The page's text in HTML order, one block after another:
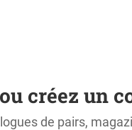
créez un
de pairs,